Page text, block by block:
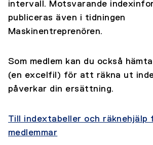
intervall. Motsvarande
publiceras även i tidningen
Maskinentreprenören.
Som medlem kan du också
(en excelfil) för att räkna ut
påverkar din ersättning.
Till indextabeller och räknehjälp
medlemmar